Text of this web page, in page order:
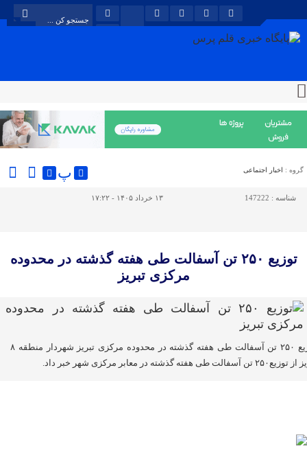
گروه : اخبار اجتماعی پ
شناسه : 147222 ۱۳ خرداد ۱۴۰۵ - ۱۷:۲۲
توزیع ۲۵۰ تن آسفالت طی هفته گذشته در محدوده
مرکزی تبریز
توزیع ۲۵۰ تن آسفالت طی هفته گذشته در محدوده مرکزی تبریز شهردار منطقه ۸
تن آسفالت طی هفته گذشته در معابر مرکزی شهر خبر داد.